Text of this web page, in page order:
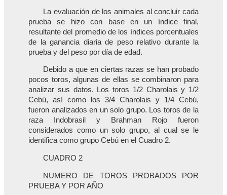
La evaluación de los animales al concluir cada
prueba se hizo con base en un índice final,
resultante del promedio de los índices porcentuales
de la ganancia diaria de peso relativo durante la
prueba y del peso por día de edad.
Debido a que en ciertas razas se han probado
pocos toros, algunas de ellas se combinaron para
analizar sus datos. Los toros 1/2 Charolais y 1/2
Cebú, así como los 3/4 Charolais y 1/4 Cebú,
fueron analizados en un solo grupo. Los toros de la
raza Indobrasil y Brahman Rojo fueron
considerados como un solo grupo, al cual se le
identifica como grupo Cebú en el Cuadro 2.
CUADRO 2
NUMERO DE TOROS PROBADOS POR
PRUEBA Y POR AÑO